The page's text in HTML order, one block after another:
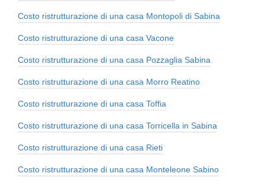
Costo ristrutturazione di una casa Montopoli di Sabina
Costo ristrutturazione di una casa Vacone
Costo ristrutturazione di una casa Pozzaglia Sabina
Costo ristrutturazione di una casa Morro Reatino
Costo ristrutturazione di una casa Toffia
Costo ristrutturazione di una casa Torricella in Sabina
Costo ristrutturazione di una casa Rieti
Costo ristrutturazione di una casa Monteleone Sabino